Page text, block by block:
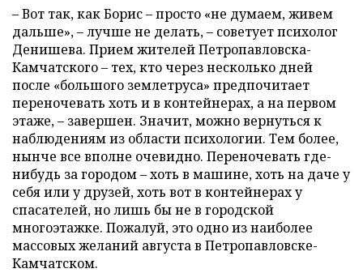
– Вот так, как Борис – просто «не думаем, живем
дальше», – лучше не делать, – советует психолог
Денишева. Прием жителей Петропавловска-
Камчатского – тех, кто через несколько дней
после «большого землетруса» предпочитает
переночевать хоть и в контейнерах, а на первом
этаже, – завершен. Значит, можно вернуться к
наблюдениям из области психологии. Тем более,
нынче все вполне очевидно. Переночевать где-
нибудь за городом – хоть в машине, хоть на даче у
себя или у друзей, хоть вот в контейнерах у
спасателей, но лишь бы не в городской
многоэтажке. Пожалуй, это одно из наиболее
массовых желаний августа в Петропавловске-
Камчатском.